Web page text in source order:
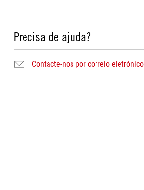
Precisa de ajuda?
Contacte-nos por correio eletrónico